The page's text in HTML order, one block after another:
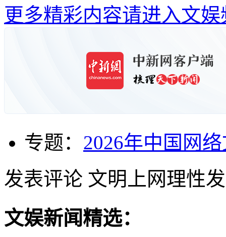
更多精彩内容请进入文娱
专题： 2026年中国网
发表评论 文明上网理性
文娱新闻精选：